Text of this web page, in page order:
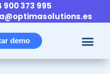
900 373 995
demo